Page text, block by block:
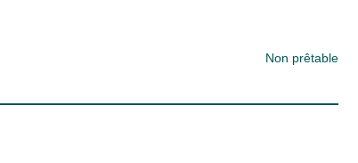
Non prêtable